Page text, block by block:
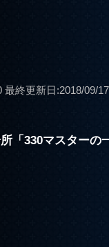
最終更新日:2018/09/
「330マスターの